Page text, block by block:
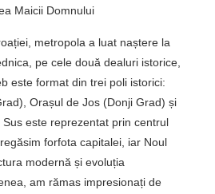
Maicii Domnului
metropola a luat naștere la
pe cele două dealuri istorice,
este format din trei poli istorici:
Orașul de Jos (Donji Grad) și
este reprezentat prin centrul
forfota capitalei, iar Noul
modernă și evoluția
am rămas impresionați de